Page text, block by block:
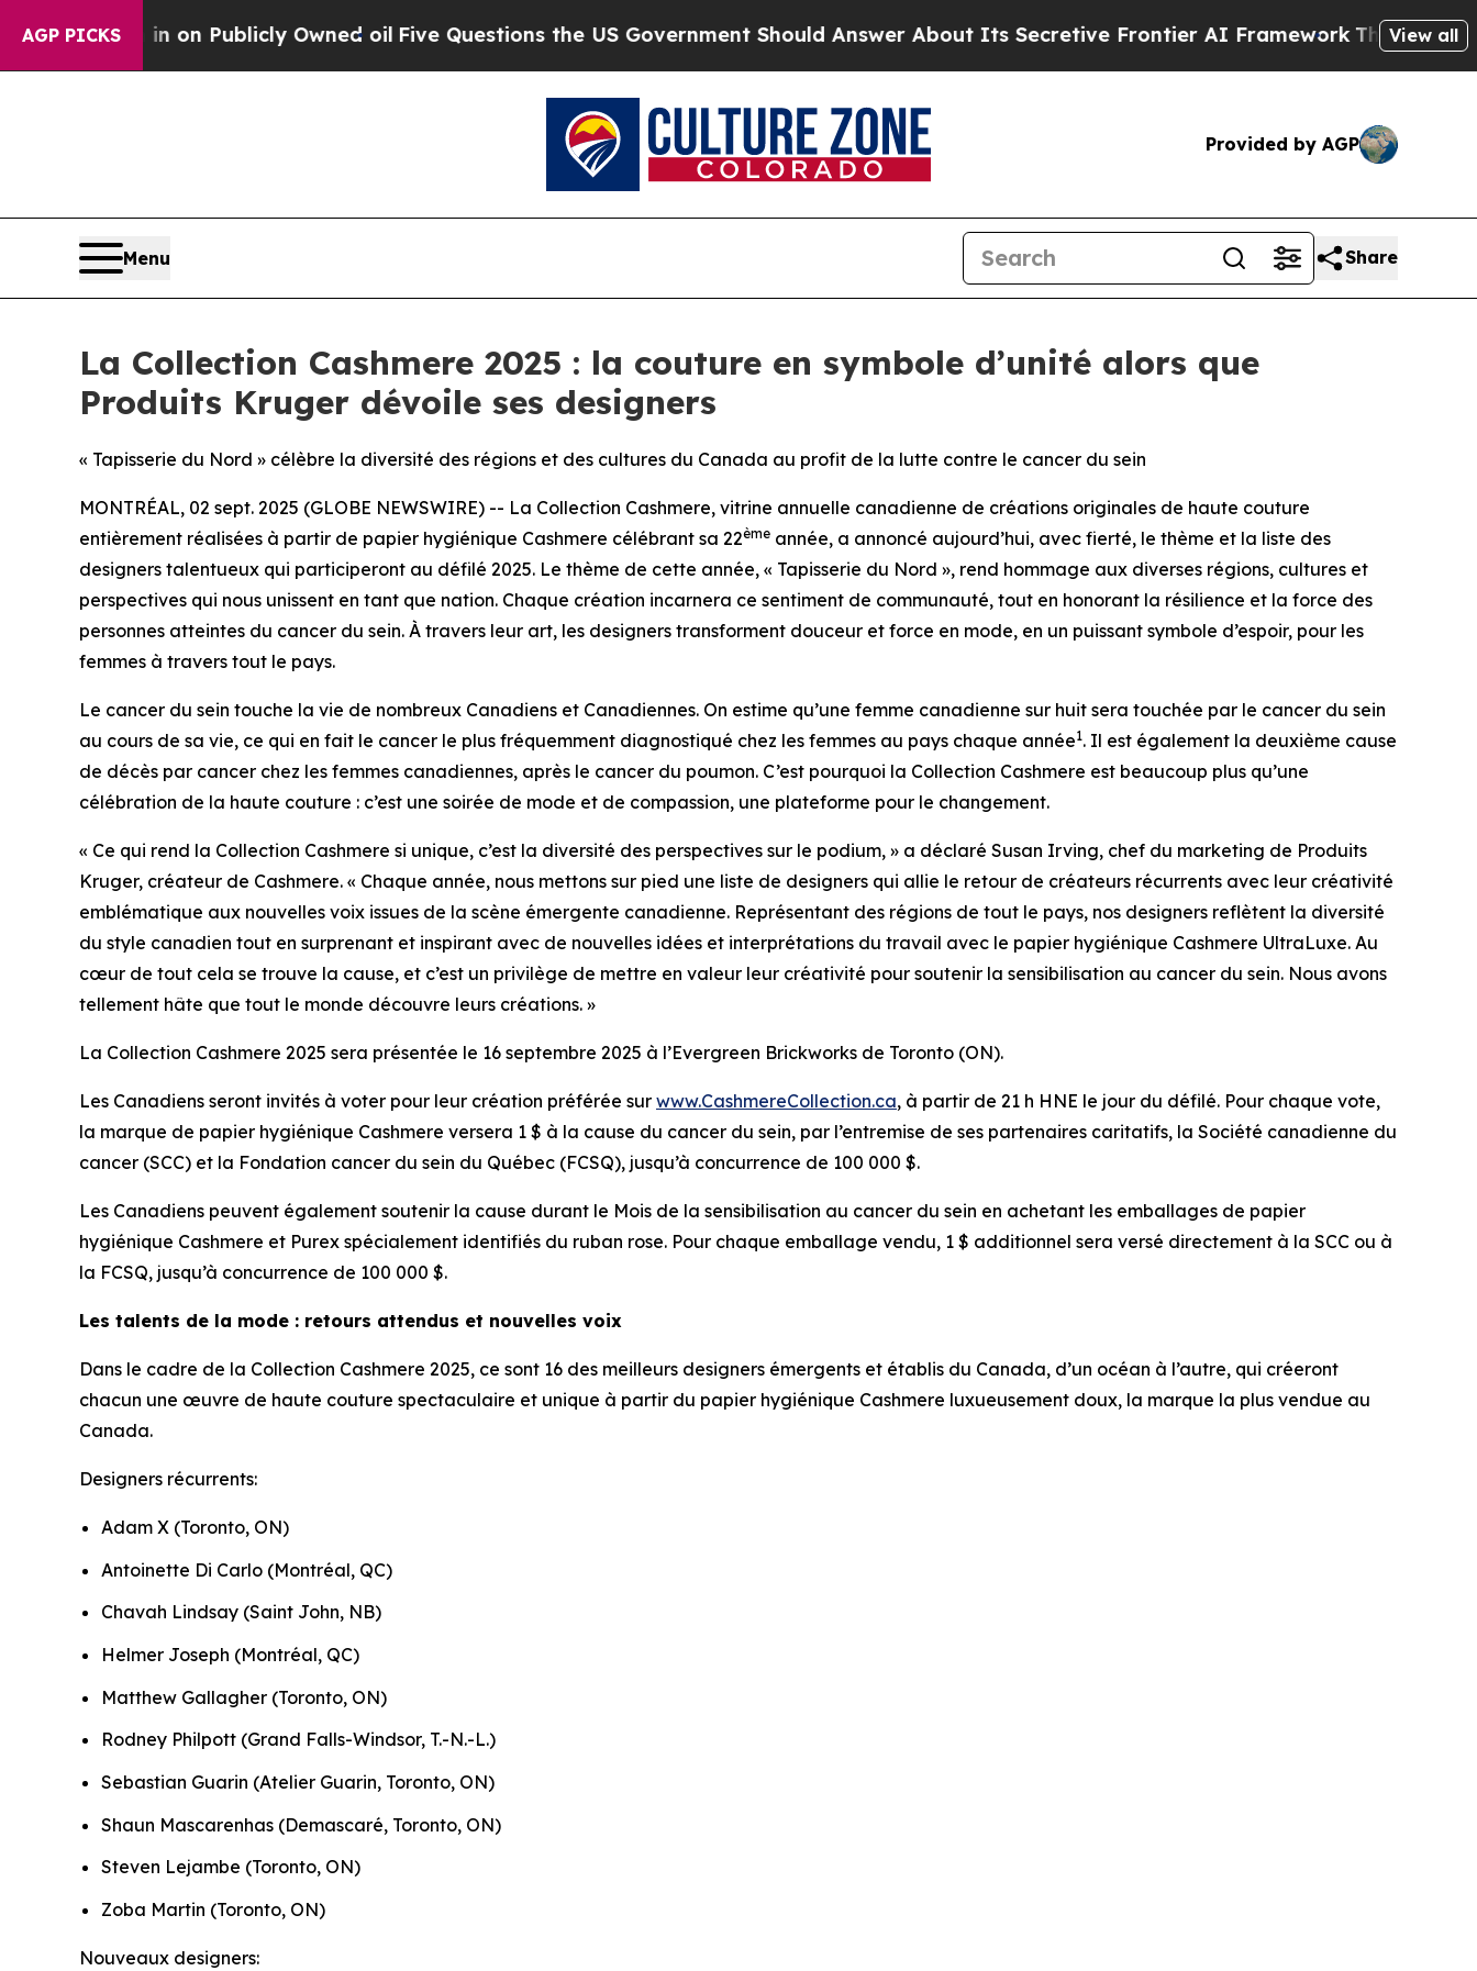
AGP PICKS
on Publicly Owned oilFive Questions the US Government Should Answer About Its Secretive Frontier AI FrameworkThe Cyclospora Mystery:
View all
Provided by AGP
Menu Share
La Collection Cashmere 2025 : la couture en symbole d’unité alors que
Produits Kruger dévoile ses designers
« Tapisserie du Nord » célèbre la diversité des régions et des cultures du Canada au profit de la lutte contre le cancer du sein
MONTRÉAL, 02 sept. 2025 (GLOBE NEWSWIRE) -- La Collection Cashmere, vitrine annuelle canadienne de créations originales de haute couture
entièrement réalisées à partir de papier hygiénique Cashmere célébrant sa 22ème année, a annoncé aujourd’hui, avec fierté, le thème et la liste des
designers talentueux qui participeront au défilé 2025. Le thème de cette année, « Tapisserie du Nord », rend hommage aux diverses régions, cultures et
perspectives qui nous unissent en tant que nation. Chaque création incarnera ce sentiment de communauté, tout en honorant la résilience et la force des
personnes atteintes du cancer du sein. À travers leur art, les designers transforment douceur et force en mode, en un puissant symbole d’espoir, pour les
femmes à travers tout le pays.
Le cancer du sein touche la vie de nombreux Canadiens et Canadiennes. On estime qu’une femme canadienne sur huit sera touchée par le cancer du sein
au cours de sa vie, ce qui en fait le cancer le plus fréquemment diagnostiqué chez les femmes au pays chaque année1. Il est également la deuxième cause
de décès par cancer chez les femmes canadiennes, après le cancer du poumon. C’est pourquoi la Collection Cashmere est beaucoup plus qu’une
célébration de la haute couture : c’est une soirée de mode et de compassion, une plateforme pour le changement.
« Ce qui rend la Collection Cashmere si unique, c’est la diversité des perspectives sur le podium, » a déclaré Susan Irving, chef du marketing de Produits
Kruger, créateur de Cashmere. « Chaque année, nous mettons sur pied une liste de designers qui allie le retour de créateurs récurrents avec leur créativité
emblématique aux nouvelles voix issues de la scène émergente canadienne. Représentant des régions de tout le pays, nos designers reflètent la diversité
du style canadien tout en surprenant et inspirant avec de nouvelles idées et interprétations du travail avec le papier hygiénique Cashmere UltraLuxe. Au
cœur de tout cela se trouve la cause, et c’est un privilège de mettre en valeur leur créativité pour soutenir la sensibilisation au cancer du sein. Nous avons
tellement hâte que tout le monde découvre leurs créations. »
La Collection Cashmere 2025 sera présentée le 16 septembre 2025 à l’Evergreen Brickworks de Toronto (ON).
Les Canadiens seront invités à voter pour leur création préférée sur www.CashmereCollection.ca, à partir de 21 h HNE le jour du défilé. Pour chaque vote,
la marque de papier hygiénique Cashmere versera 1 $ à la cause du cancer du sein, par l’entremise de ses partenaires caritatifs, la Société canadienne du
cancer (SCC) et la Fondation cancer du sein du Québec (FCSQ), jusqu’à concurrence de 100 000 $.
Les Canadiens peuvent également soutenir la cause durant le Mois de la sensibilisation au cancer du sein en achetant les emballages de papier
hygiénique Cashmere et Purex spécialement identifiés du ruban rose. Pour chaque emballage vendu, 1 $ additionnel sera versé directement à la SCC ou à
la FCSQ, jusqu’à concurrence de 100 000 $.
Les talents de la mode : retours attendus et nouvelles voix
Dans le cadre de la Collection Cashmere 2025, ce sont 16 des meilleurs designers émergents et établis du Canada, d’un océan à l’autre, qui créeront
chacun une œuvre de haute couture spectaculaire et unique à partir du papier hygiénique Cashmere luxueusement doux, la marque la plus vendue au
Canada.
Designers récurrents:
Adam X (Toronto, ON)
Antoinette Di Carlo (Montréal, QC)
Chavah Lindsay (Saint John, NB)
Helmer Joseph (Montréal, QC)
Matthew Gallagher (Toronto, ON)
Rodney Philpott (Grand Falls-Windsor, T.-N.-L.)
Sebastian Guarin (Atelier Guarin, Toronto, ON)
Shaun Mascarenhas (Demascaré, Toronto, ON)
Steven Lejambe (Toronto, ON)
Zoba Martin (Toronto, ON)
Nouveaux designers: